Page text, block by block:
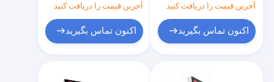
آخرین قیمت را دریافت کنید
اکنون تماس بگیرید
آخرین قیمت را دریافت کنید
اکنون تماس بگیرید